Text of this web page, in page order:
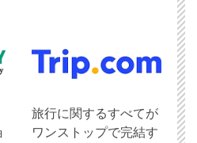
旅行に関するすべてが
ワンストップで完結す